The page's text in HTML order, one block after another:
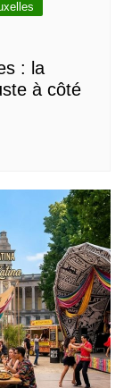
: la
à côté